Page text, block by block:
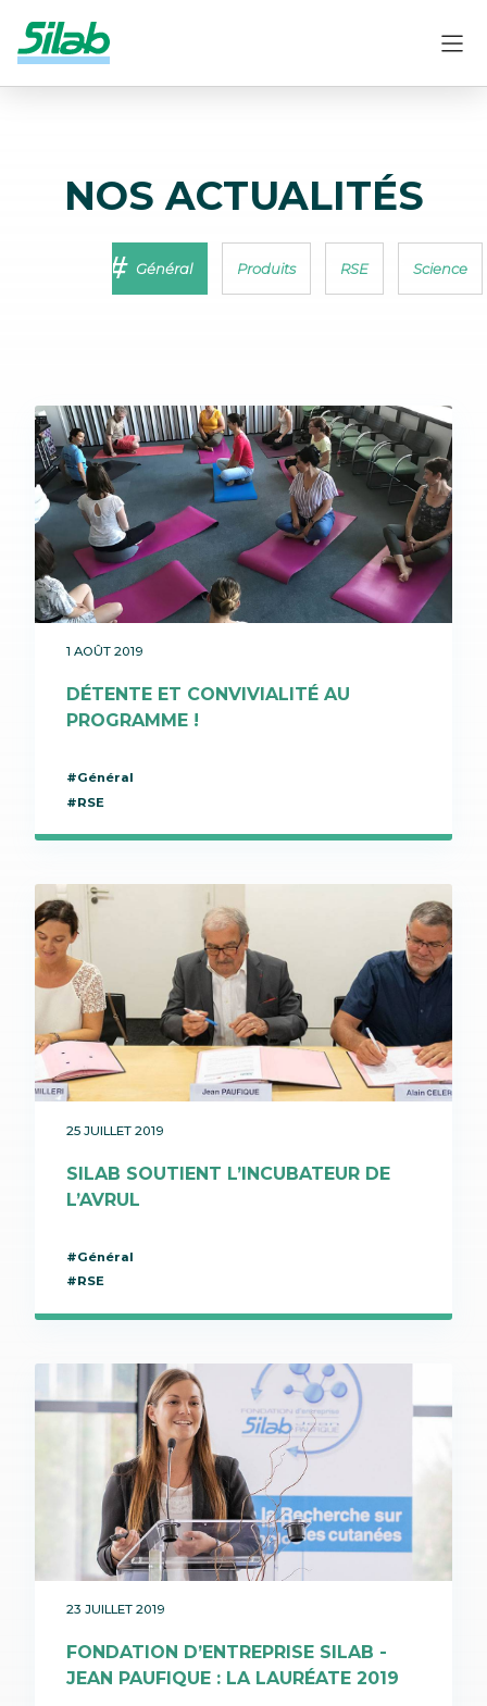
NOS ACTUALITÉS
Général Produits RSE Science
1 AOÛT 2019
DÉTENTE ET CONVIVIALITÉ AU
PROGRAMME !
#Général
#RSE
25 JUILLET 2019
SILAB SOUTIENT L’INCUBATEUR DE
L’AVRUL
#Général
#RSE
23 JUILLET 2019
FONDATION D’ENTREPRISE SILAB -
JEAN PAUFIQUE : LA LAURÉATE 2019